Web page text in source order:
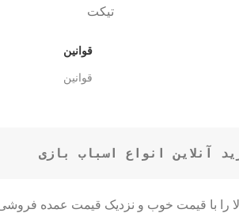
تیکت
قوانین
قوانین
آنلاین انواع اسباب بازی
را با قیمت خوب و نزدیک قیمت عمده